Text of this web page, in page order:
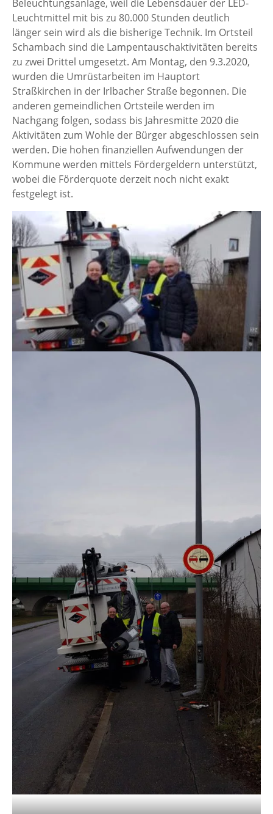
Beleuchtungsanlage, weil die Lebensdauer der LED-
Leuchtmittel mit bis zu 80.000 Stunden deutlich
länger sein wird als die bisherige Technik. Im Ortsteil
Schambach sind die Lampentauschaktivitäten bereits
zu zwei Drittel umgesetzt. Am Montag, den 9.3.2020,
wurden die Umrüstarbeiten im Hauptort
Straßkirchen in der Irlbacher Straße begonnen. Die
anderen gemeindlichen Ortsteile werden im
Nachgang folgen, sodass bis Jahresmitte 2020 die
Aktivitäten zum Wohle der Bürger abgeschlossen sein
werden. Die hohen finanziellen Aufwendungen der
Kommune werden mittels Fördergeldern unterstützt,
wobei die Förderquote derzeit noch nicht exakt
festgelegt ist.